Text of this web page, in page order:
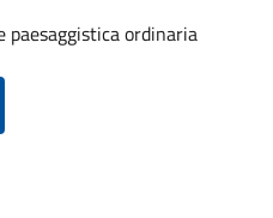
paesaggistica ordinaria